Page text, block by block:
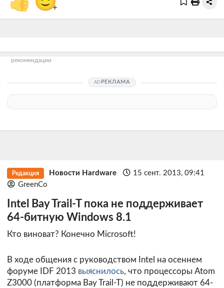
+
рекомендации
РЕКЛАМА
Редакция Новости Hardware
15 сент. 2013, 09:41
GreenCo
Intel Bay Trail-T пока не поддерживает
64-битную Windows 8.1
Кто виноват? Конечно Microsoft!
В ходе общения с руководством Intel на осеннем
форуме IDF 2013 выяснилось, что процессоры Atom
Z3000 (платформа Bay Trail-T) не поддерживают 64-